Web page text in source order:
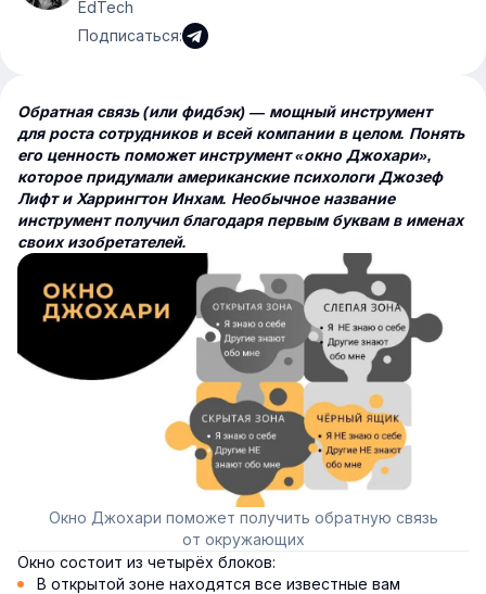
EdTech
Подписаться:
Обратная связь (или фидбэк) — мощный инструмент
для роста сотрудников и всей компании в целом. Понять
его ценность поможет инструмент «окно Джохари»,
которое придумали американские психологи Джозеф
Лифт и Харрингтон Инхам. Необычное название
инструмент получил благодаря первым буквам в именах
своих изобретателей.
Окно Джохари поможет получить обратную связь
от окружающих
Окно состоит из четырёх блоков:
В открытой зоне находятся все известные вам